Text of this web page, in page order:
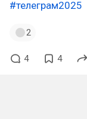
#телеграм2025
2
4 4